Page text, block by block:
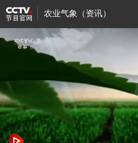
农业气象（资讯）